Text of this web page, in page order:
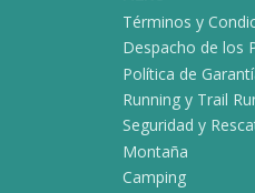
Términos y
Despacho de los
Política de
Running y Trail
Seguridad y
Montaña
Camping